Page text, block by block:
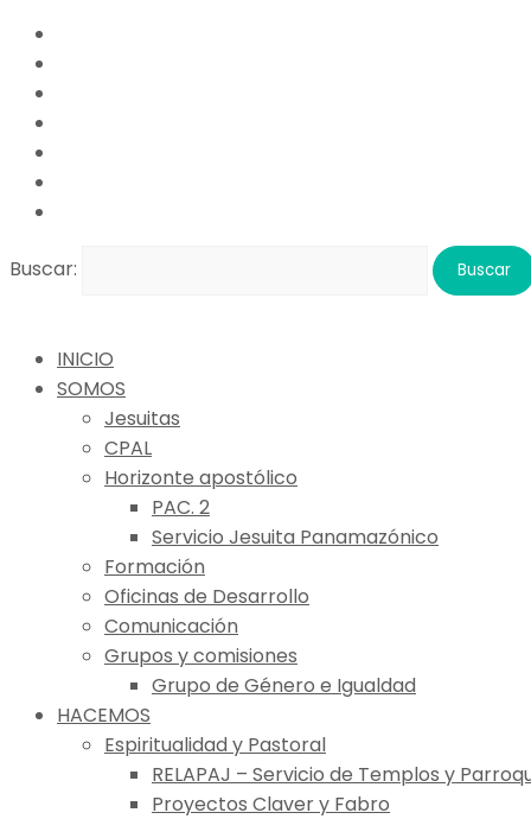
Buscar:
INICIO
SOMOS
Jesuitas
CPAL
Horizonte apostólico
PAC. 2
Servicio Jesuita Panamazónico
Formación
Oficinas de Desarrollo
Comunicación
Grupos y comisiones
Grupo de Género e Igualdad
HACEMOS
Espiritualidad y Pastoral
RELAPAJ – Servicio de Templos y
Proyectos Claver y Fabro